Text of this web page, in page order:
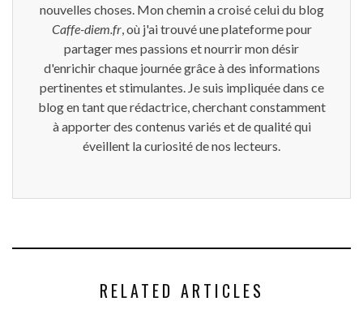
nouvelles choses. Mon chemin a croisé celui du blog
Caffe-diem.fr, où j'ai trouvé une plateforme pour
partager mes passions et nourrir mon désir
d'enrichir chaque journée grâce à des informations
pertinentes et stimulantes. Je suis impliquée dans ce
blog en tant que rédactrice, cherchant constamment
à apporter des contenus variés et de qualité qui
éveillent la curiosité de nos lecteurs.
RELATED ARTICLES